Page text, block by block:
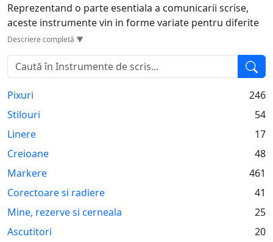
Reprezentand o parte esentiala a comunicarii scrise,
aceste instrumente vin in forme variate pentru diferite
nevoi. Pixurile, cu o variabilitate mare de culori si
grosimi, sunt ideale pentru scrierea de zi cu zi.
Stilourile, considerate mai elegante, aduc un plus de
rafinament scrisului. Creioanele, fie ele clasice sau
mecanice, sunt preferate pentru desen sau schite
rapide. Markerele ajuta la evidentierea informatiilor
iubitorii de caligrafie, penitele sunt instrumentul de
baza. Fiecare instrument de scris are propriul sau
caracter si stil, adaptandu-se perfect fiecarui tip de
de expresie personala.
Descriere completă ▼
Pixuri
246
Stilouri
54
Linere
17
Creioane
48
Markere
461
Corectoare si radiere
41
Mine, rezerve si cerneala
25
Ascutitori
20